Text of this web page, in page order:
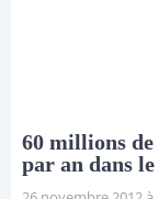
60 millions de
par an dans